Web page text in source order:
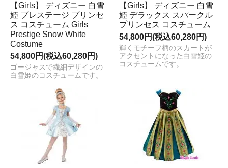
【Girls】 ディズニー 白雪
姫 プレステージ プリンセ
ス コスチューム Girls
Prestige Snow White
Costume
54,800円(税込60,280円)
ゴージャスで繊細デザインの
白雪姫のコスチュームです。
【Girls】 ディズニー 白雪
姫 デラックス スパークル
プリンセス コスチューム
54,800円(税込60,280円)
輝くモチーフ柄のスカートが
アクセントになった白雪姫の
コスチュームです。